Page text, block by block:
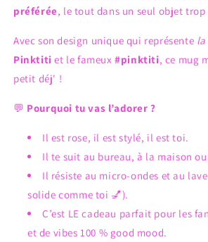
préférée, le tout dans un seul objet trop
Avec son design unique qui représente
Pinktiti et le fameux#pinktiti, ce mug
petit déj' !
💬 Pourquoi tu vas l’adorer ?
Il est rose, il est stylé, il est toi.
Il te suit au bureau, à la maison
Il résiste au micro-ondes et au
solide comme toi 💅).
C’est LE cadeau parfait pour les
et de vibes 100 % good mood.